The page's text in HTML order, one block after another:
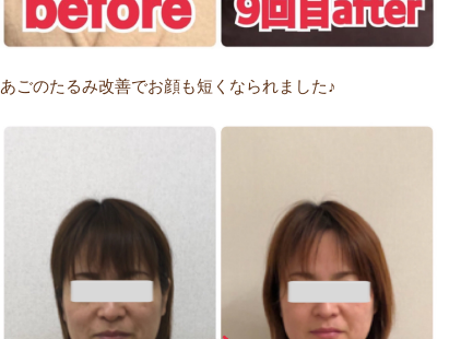
あごのたるみ改善でお顔も短くなられました♪